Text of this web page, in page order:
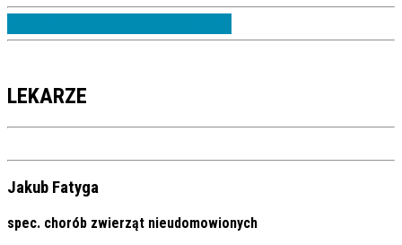
LEKARZE
Jakub Fatyga
spec. chorób zwierząt nieudomowionych